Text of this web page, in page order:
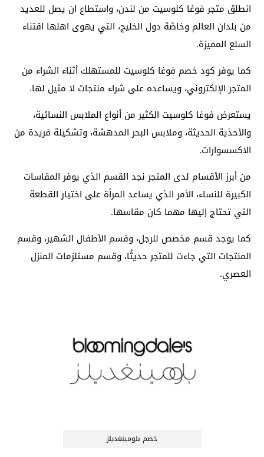
انطلق متجر فوغا كلوسيت من لندن، واستطاع ان يصل للعديد
من بلدان العالم وخاصًة دول الخليج، التي يهوى اهلها اقتناء
السلع المميزة.
كما يوفر كود خصم فوغا كلوسيت للمستهلك أثناء الشراء من
المتجر الإلكتروني، ويساعده على شراء منتجات لا مثيل لها.
يستعرض فوغا كلوسيت الكثير من أنواع الملابس النسائية،
والأحذية الحديثة، وملابس البحر المدهشة، وتشكيلة فريدة من
الاكسسوارات.
من أبرز الأقسام لدى المتجر نجد القسم الذي يوفر المقاسات
الكبيرة للنساء، الأمر الذي يساعد المرأة على اختيار القطعة
التي تحتاج إليها مهما كان مقاسها.
كما يوجد قسم مخصص للرجل، وقسم الأطفال الشهير، وقسم
المنتجات التي جاءت للمتجر حديثًا، وقسم مستلزمات المنزل
العصري.
خصم بلومينغديلز